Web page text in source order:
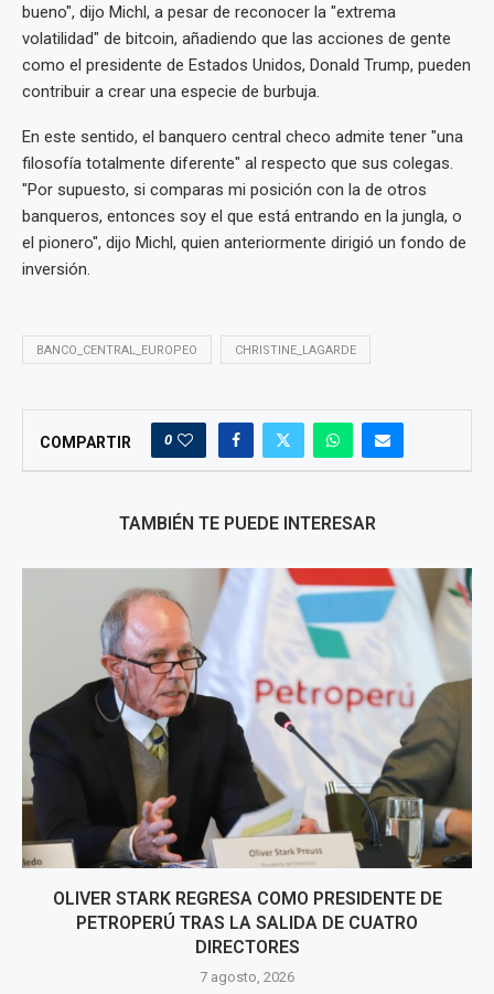
bueno", dijo Michl, a pesar de reconocer la "extrema
volatilidad" de bitcoin, añadiendo que las acciones de gente
como el presidente de Estados Unidos, Donald Trump, pueden
contribuir a crear una especie de burbuja.
En este sentido, el banquero central checo admite tener "una
filosofía totalmente diferente" al respecto que sus colegas.
"Por supuesto, si comparas mi posición con la de otros
banqueros, entonces soy el que está entrando en la jungla, o
el pionero", dijo Michl, quien anteriormente dirigió un fondo de
inversión.
BANCO_CENTRAL_EUROPEO CHRISTINE_LAGARDE
COMPARTIR 0
TAMBIÉN TE PUEDE INTERESAR
OLIVER STARK REGRESA COMO PRESIDENTE DE
PETROPERÚ TRAS LA SALIDA DE CUATRO
DIRECTORES
7 agosto, 2026